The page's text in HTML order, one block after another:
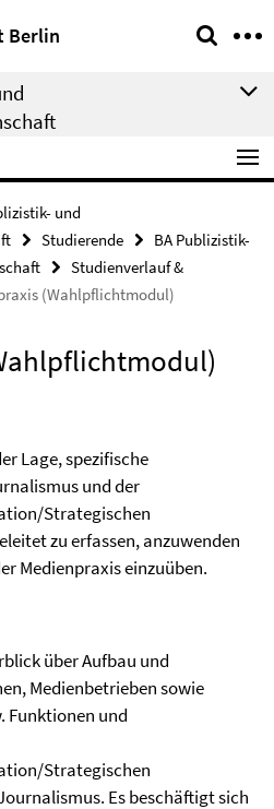
Berlin
und
Studierende
BA Publizistik-
Studienverlauf &
(Wahlpflichtmodul)
Lage, spezifische
und der
Strategischen
zu erfassen, anzuwenden
Medienpraxis einzuüben.
über Aufbau und
Medienbetrieben sowie
Funktionen und
Strategischen
Es beschäftigt sich